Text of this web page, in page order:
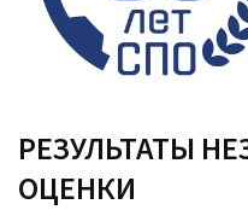
РЕЗУЛЬТАТЫ
ОЦЕНКИ